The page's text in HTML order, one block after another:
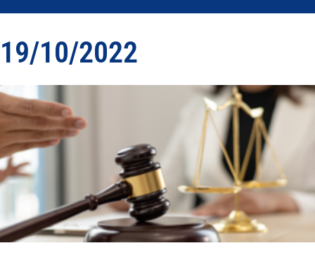
19/10/2022